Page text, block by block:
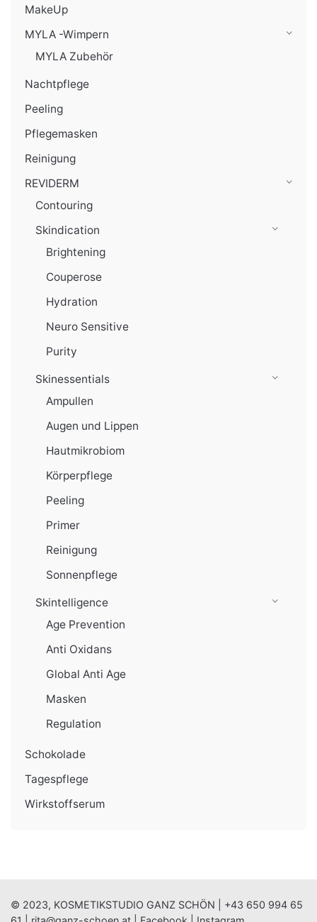
MakeUp
MYLA -Wimpern
MYLA Zubehör
Nachtpflege
Peeling
Pflegemasken
Reinigung
REVIDERM
Contouring
Skindication
Brightening
Couperose
Hydration
Neuro Sensitive
Purity
Skinessentials
Ampullen
Augen und Lippen
Hautmikrobiom
Körperpflege
Peeling
Primer
Reinigung
Sonnenpflege
Skintelligence
Age Prevention
Anti Oxidans
Global Anti Age
Masken
Regulation
Schokolade
Tagespflege
Wirkstoffserum
© 2023, KOSMETIKSTUDIO GANZ SCHÖN | +43 650 994 65